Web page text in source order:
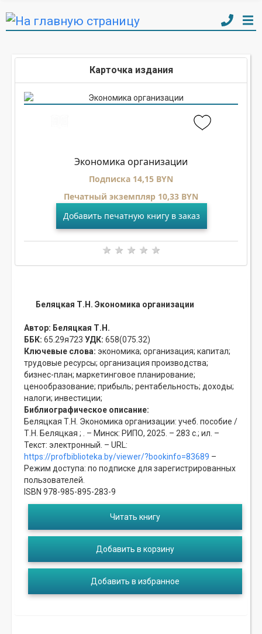
Карточка издания
Экономика организации
Подписка 14,15 BYN
Печатный экземпляр 10,33 BYN
Добавить печатную книгу в заказ
Беляцкая Т.Н. Экономика организации
Автор: Беляцкая Т.Н.
ББК: 65.29я723 УДК: 658(075.32)
Ключевые слова: экономика; организация; капитал;
трудовые ресурсы; организация производства;
бизнес-план; маркетинговое планирование;
ценообразование; прибыль; рентабельность; доходы;
налоги; инвестиции;
Библиографическое описание:
Беляцкая Т.Н. Экономика организации: учеб. пособие /
Т.Н. Беляцкая ; . – Минск: РИПО, 2025. – 283 с.; ил. –
Текст: электронный. – URL:
https://profbiblioteka.by/viewer/?bookinfo=83689 –
Режим доступа: по подписке для зарегистрированных
пользователей.
ISBN 978-985-895-283-9
Читать книгу
Добавить в корзину
Добавить в избранное